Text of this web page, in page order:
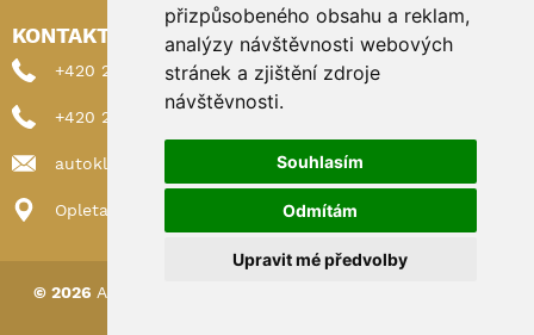
přizpůsobeného obsahu a reklam,
analýzy návštěvnosti webových
stránek a zjištění zdroje
návštěvnosti.
Souhlasím
Odmítám
Upravit mé předvolby
KONTAKTY
+420 222 898 224 (sekretariat)
+420 222 898 221 (členství)
autoklub@autoklub.cz
Opletalova 1337/29, 110 00 Praha 1
© 2026 AUTOKLUB ČESKÉ REPUBLIKY